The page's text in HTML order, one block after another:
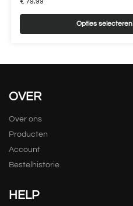
€79,99
Opties selecteren
OVER
Over ons
Producten
Account
Bestelhistorie
HELP